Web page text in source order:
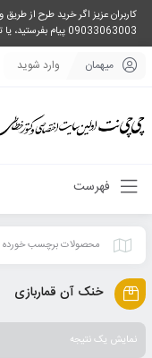
کاربران عزیز اگر خرید طرح از
09033063003 پیام بفرستید، یا تماس بگیرید و طرح مورد نظر خود را دریافت نمایید.
میهمان وارد شوید
فهرست
محصولات برچسب خورده
خنک آن قماربازی
نمایش یک نتیجه